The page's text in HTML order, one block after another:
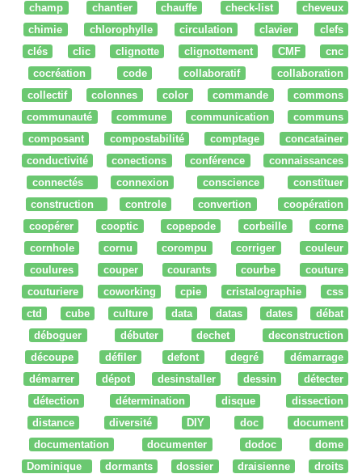
champ
chantier chauffe check-list
cheveux
chimie
chlorophylle circulation clavier
clefs
clés
clic clignotte clignottement CMF
cnc
cocréation
code collaboratif
collaboration
collectif
colonnes color commande
commons
communauté
commune communication
communs
composant
compostabilité comptage
concatainer
conductivité
conections conférence
connaissances
connectés
connexion conscience
constituer
construction
controle convertion
coopération
coopérer
cooptic copepode corbeille
corne
cornhole
cornu corompu corriger
couleur
coulures
couper courants courbe
couture
couturiere
coworking cpie cristalographie
css
ctd
cube culture data datas dates
débat
déboguer
débuter dechet
deconstruction
découpe
défiler defont degré
démarrage
démarrer
dépot desinstaller dessin
détecter
détection
détermination disque
dissection
distance
diversité DIY doc
document
documentation
documenter dodoc
dome
Dominique
dormants dossier draisienne
droits